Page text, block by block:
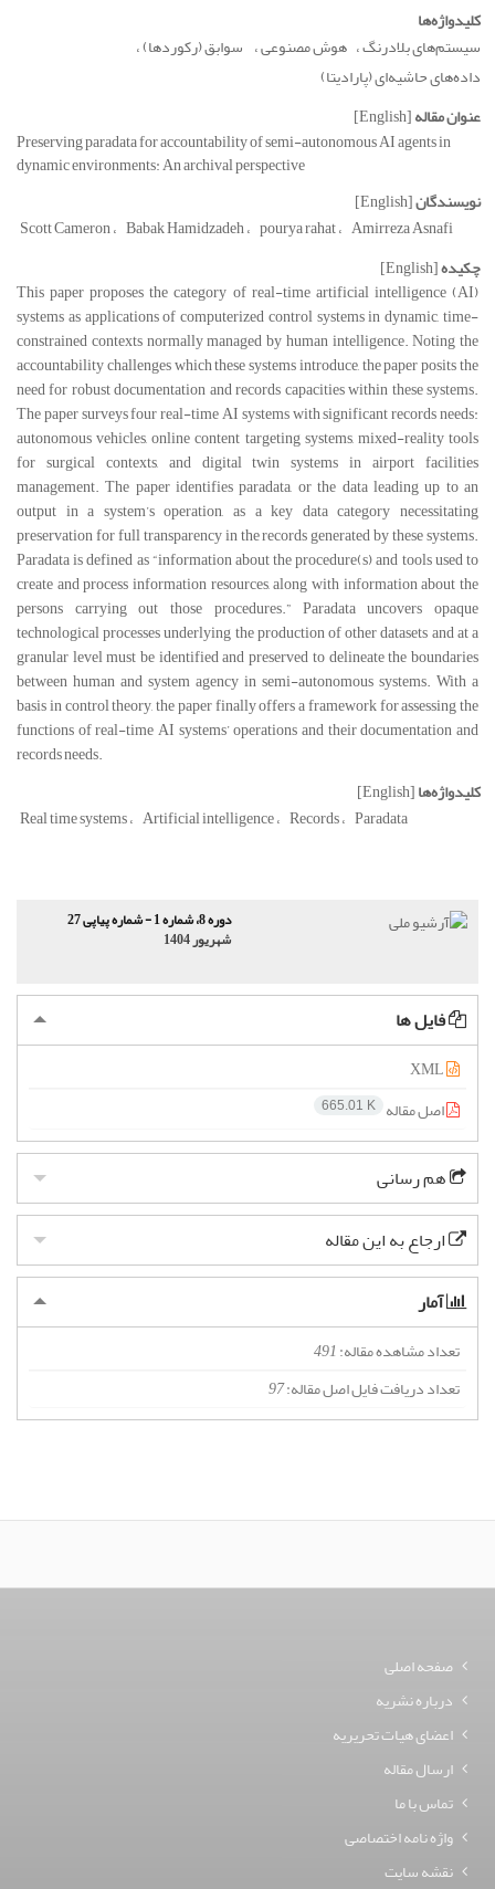
کلیدواژه‌ها
سیستم‌های بلادرنگ هوش مصنوعی
‌ سوابق (رکوردها)
داده‌های حاشیه‌ای (پارادیتا)
عنوان مقاله[English]
Preserving paradata for accountability of semi-autonomous AI agents in
dynamic environments: An archival perspective
نویسندگان[English]
Scott Cameron Babak Hamidzadeh pourya rahat Amirreza Asnafi
چکیده[English]
This paper proposes the category of real-time artificial intelligence (AI)
systems as applications of computerized control systems in dynamic, time-
constrained contexts normally managed by human intelligence. Noting the
accountability challenges which these systems introduce, the paper posits the
need for robust documentation and records capacities within these systems.
The paper surveys four real-time AI systems with significant records needs:
autonomous vehicles, online content targeting systems, mixed-reality tools
for surgical contexts, and digital twin systems in airport facilities
management. The paper identifies paradata, or the data leading up to an
output in a system’s operation, as a key data category necessitating
preservation for full transparency in the records generated by these systems.
Paradata is defined as “information about the procedure(s) and tools used to
create and process information resources, along with information about the
persons carrying out those procedures.” Paradata uncovers opaque
technological processes underlying the production of other datasets and at a
granular level must be identified and preserved to delineate the boundaries
between human and system agency in semi-autonomous systems. With a
basis in control theory, the paper finally offers a framework for assessing the
functions of real-time AI systems’ operations and their documentation and
records needs.
کلیدواژه‌ها[English]
Real time systems Artificial intelligence Records Paradata
دوره 8، شماره 1 - شماره پیاپی 27
شهریور 1404
فایل ها
اصل مقاله
665.01 K
هم رسانی
ارجاع به این مقاله
آمار
تعداد مشاهده مقاله:491
تعداد دریافت فایل اصل مقاله:97
صفحه اصلی
درباره نشریه
اعضای هیات تحریریه
ارسال مقاله
تماس با ما
واژه نامه اختصاصی
نقشه سایت